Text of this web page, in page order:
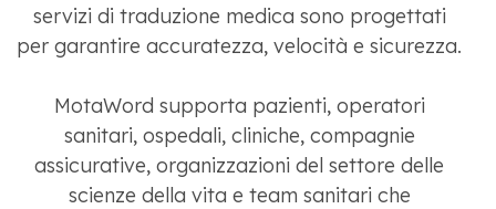
servizi di traduzione medica sono progettati
per garantire accuratezza, velocità e sicurezza.
MotaWord supporta pazienti, operatori
sanitari, ospedali, cliniche, compagnie
assicurative, organizzazioni del settore delle
scienze della vita e team sanitari che